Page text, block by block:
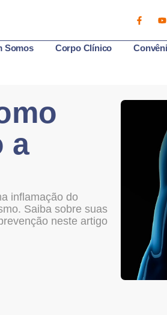
Somos Corpo Clínico
a
inflamação do
Saiba sobre suas
neste artigo